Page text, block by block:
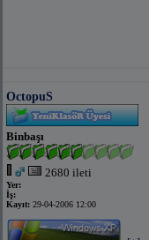
OctopuS
Binbaşı
2680 ileti
Yer:
İş:
Kayıt: 29-04-2006 12:00